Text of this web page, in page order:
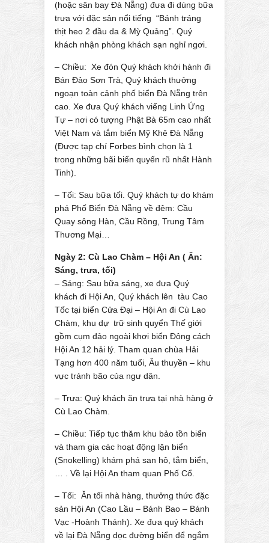
(hoặc sân bay Đà Nẵng) đưa đi dùng bữa
trưa với đặc sản nổi tiếng “Bánh tráng
thịt heo 2 đầu da & Mỳ Quảng”. Quý
khách nhận phòng khách sạn nghỉ ngơi.
– Chiều: Xe đón Quý khách khởi hành đi
Bán Đảo Sơn Trà, Quý khách thưởng
ngoạn toàn cảnh phố biển Đà Nẵng trên
cao. Xe đưa Quý khách viếng Linh Ứng
Tự – nơi có tượng Phật Bà 65m cao nhất
Việt Nam và tắm biển Mỹ Khê Đà Nẵng
(Được tạp chí Forbes bình chọn là 1
trong những bãi biển quyến rũ nhất Hành
Tinh).
– Tối: Sau bữa tối. Quý khách tự do khám
phá Phố Biển Đà Nẵng về đêm: Cầu
Quay sông Hàn, Cầu Rồng, Trung Tâm
Thương Mại…
Ngày 2: Cù Lao Chàm – Hội An ( Ăn:
Sáng, trưa, tối)
– Sáng: Sau bữa sáng, xe đưa Quý
khách đi Hội An, Quý khách lên tàu Cao
Tốc tại biển Cửa Đại – Hội An đi Cù Lao
Chàm, khu dự trữ sinh quyển Thế giới
gồm cụm đảo ngoài khơi biển Đông cách
Hội An 12 hải lý. Tham quan chùa Hải
Tạng hơn 400 năm tuổi, Âu thuyền – khu
vực tránh bão của ngư dân.
– Trưa: Quý khách ăn trưa tại nhà hàng ở
Cù Lao Chàm.
– Chiều: Tiếp tục thăm khu bảo tồn biển
và tham gia các hoạt động lặn biển
(Snokelling) khám phá san hô, tắm biển,
… . Về lại Hội An tham quan Phố Cổ.
– Tối: Ăn tối nhà hàng, thưởng thức đặc
sản Hội An (Cao Lầu – Bánh Bao – Bánh
Vạc -Hoành Thánh). Xe đưa quý khách
về lại Đà Nẵng dọc đường biển để ngắm